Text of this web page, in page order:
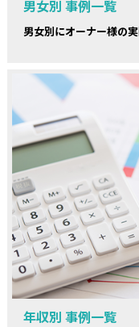
男女別 事例一覧
男女別にオーナー様の
年収別 事例一覧